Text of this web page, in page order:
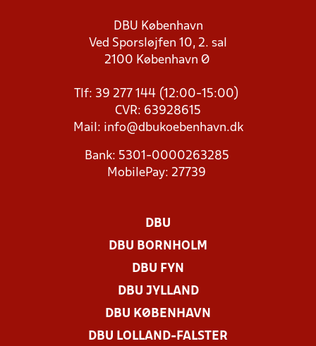
DBU København
Ved Sporsløjfen 10, 2. sal
2100 København Ø
Tlf: 39 277 144 (12:00-15:00)
CVR: 63928615
Mail: info@dbukoebenhavn.dk
Bank: 5301-0000263285
MobilePay: 27739
DBU
DBU BORNHOLM
DBU FYN
DBU JYLLAND
DBU KØBENHAVN
DBU LOLLAND-FALSTER